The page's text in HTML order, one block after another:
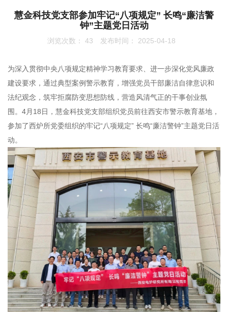
慧金科技党支部参加牢记“八项规定” 长鸣“廉洁警
钟”主题党日活动
浏览次数： 43 发布时间： 2025-04-18
为深入贯彻中央八项规定精神学习教育要求、进一步深化党风廉政
建设要求，通过典型案例警示教育，增强党员干部廉洁自律意识和
法纪观念，筑牢拒腐防变思想防线，营造风清气正的干事创业氛
围。4月18日，慧金科技党支部组织党员前往西安市警示教育基地，
参加了西炉所党委组织的牢记“八项规定” 长鸣“廉洁警钟”主题党日活
动。